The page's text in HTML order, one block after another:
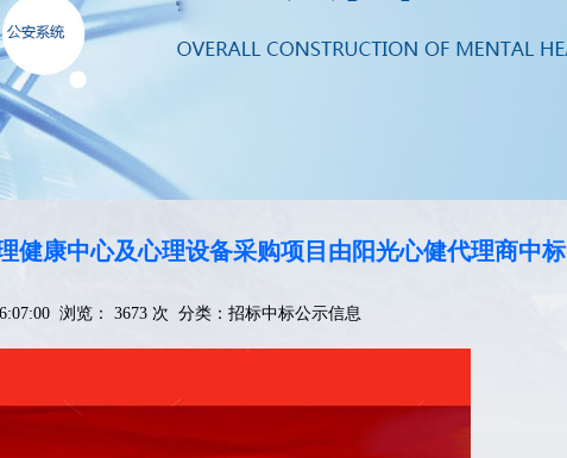
健康中心及心理设备采购项目由阳光心健代理商中标
浏览： 3673 次 分类： 招标中标公示信息